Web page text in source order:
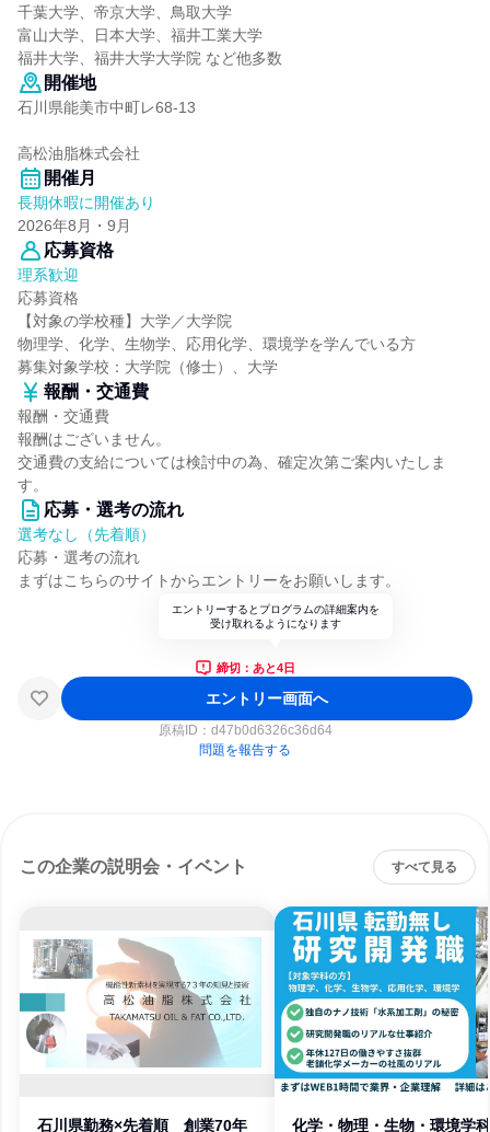
千葉大学、帝京大学、鳥取大学
富山大学、日本大学、福井工業大学
福井大学、福井大学大学院 など他多数
開催地
石川県能美市中町レ68-13
高松油脂株式会社
開催月
長期休暇に開催あり
2026年8月・9月
応募資格
理系歓迎
応募資格
【対象の学校種】大学／大学院
物理学、化学、生物学、応用化学、環境学を学んでいる方
募集対象学校：大学院（修士）、大学
報酬・交通費
報酬・交通費
報酬はございません。
交通費の支給については検討中の為、確定次第ご案内いたしま
す。
応募・選考の流れ
選考なし（先着順）
応募・選考の流れ
まずはこちらのサイトからエントリーをお願いします。
エントリーするとプログラムの詳細案内を
受け取れるようになります
締切：あと4日
エントリー画面へ
原稿ID： d47b0d6326c36d64
問題を報告する
この企業の説明会・イベント すべて見る
石川県勤務×先着順 創業70年
化学・物理・生物・環境学